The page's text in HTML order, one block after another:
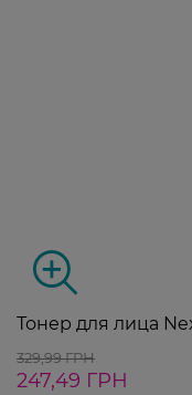
Тонер для лица
329,99 ГРН
247,49 ГРН